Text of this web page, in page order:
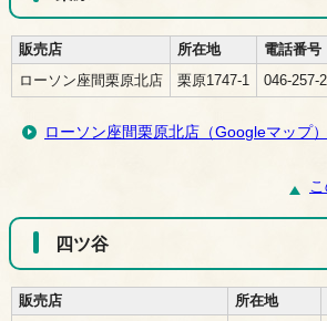
販売店 所在地
電話番号
ローソン座間栗原北店
栗原1747-1 046-257-
ローソン座間栗原北店（Googleマップ）
四ツ谷
販売店 所在地